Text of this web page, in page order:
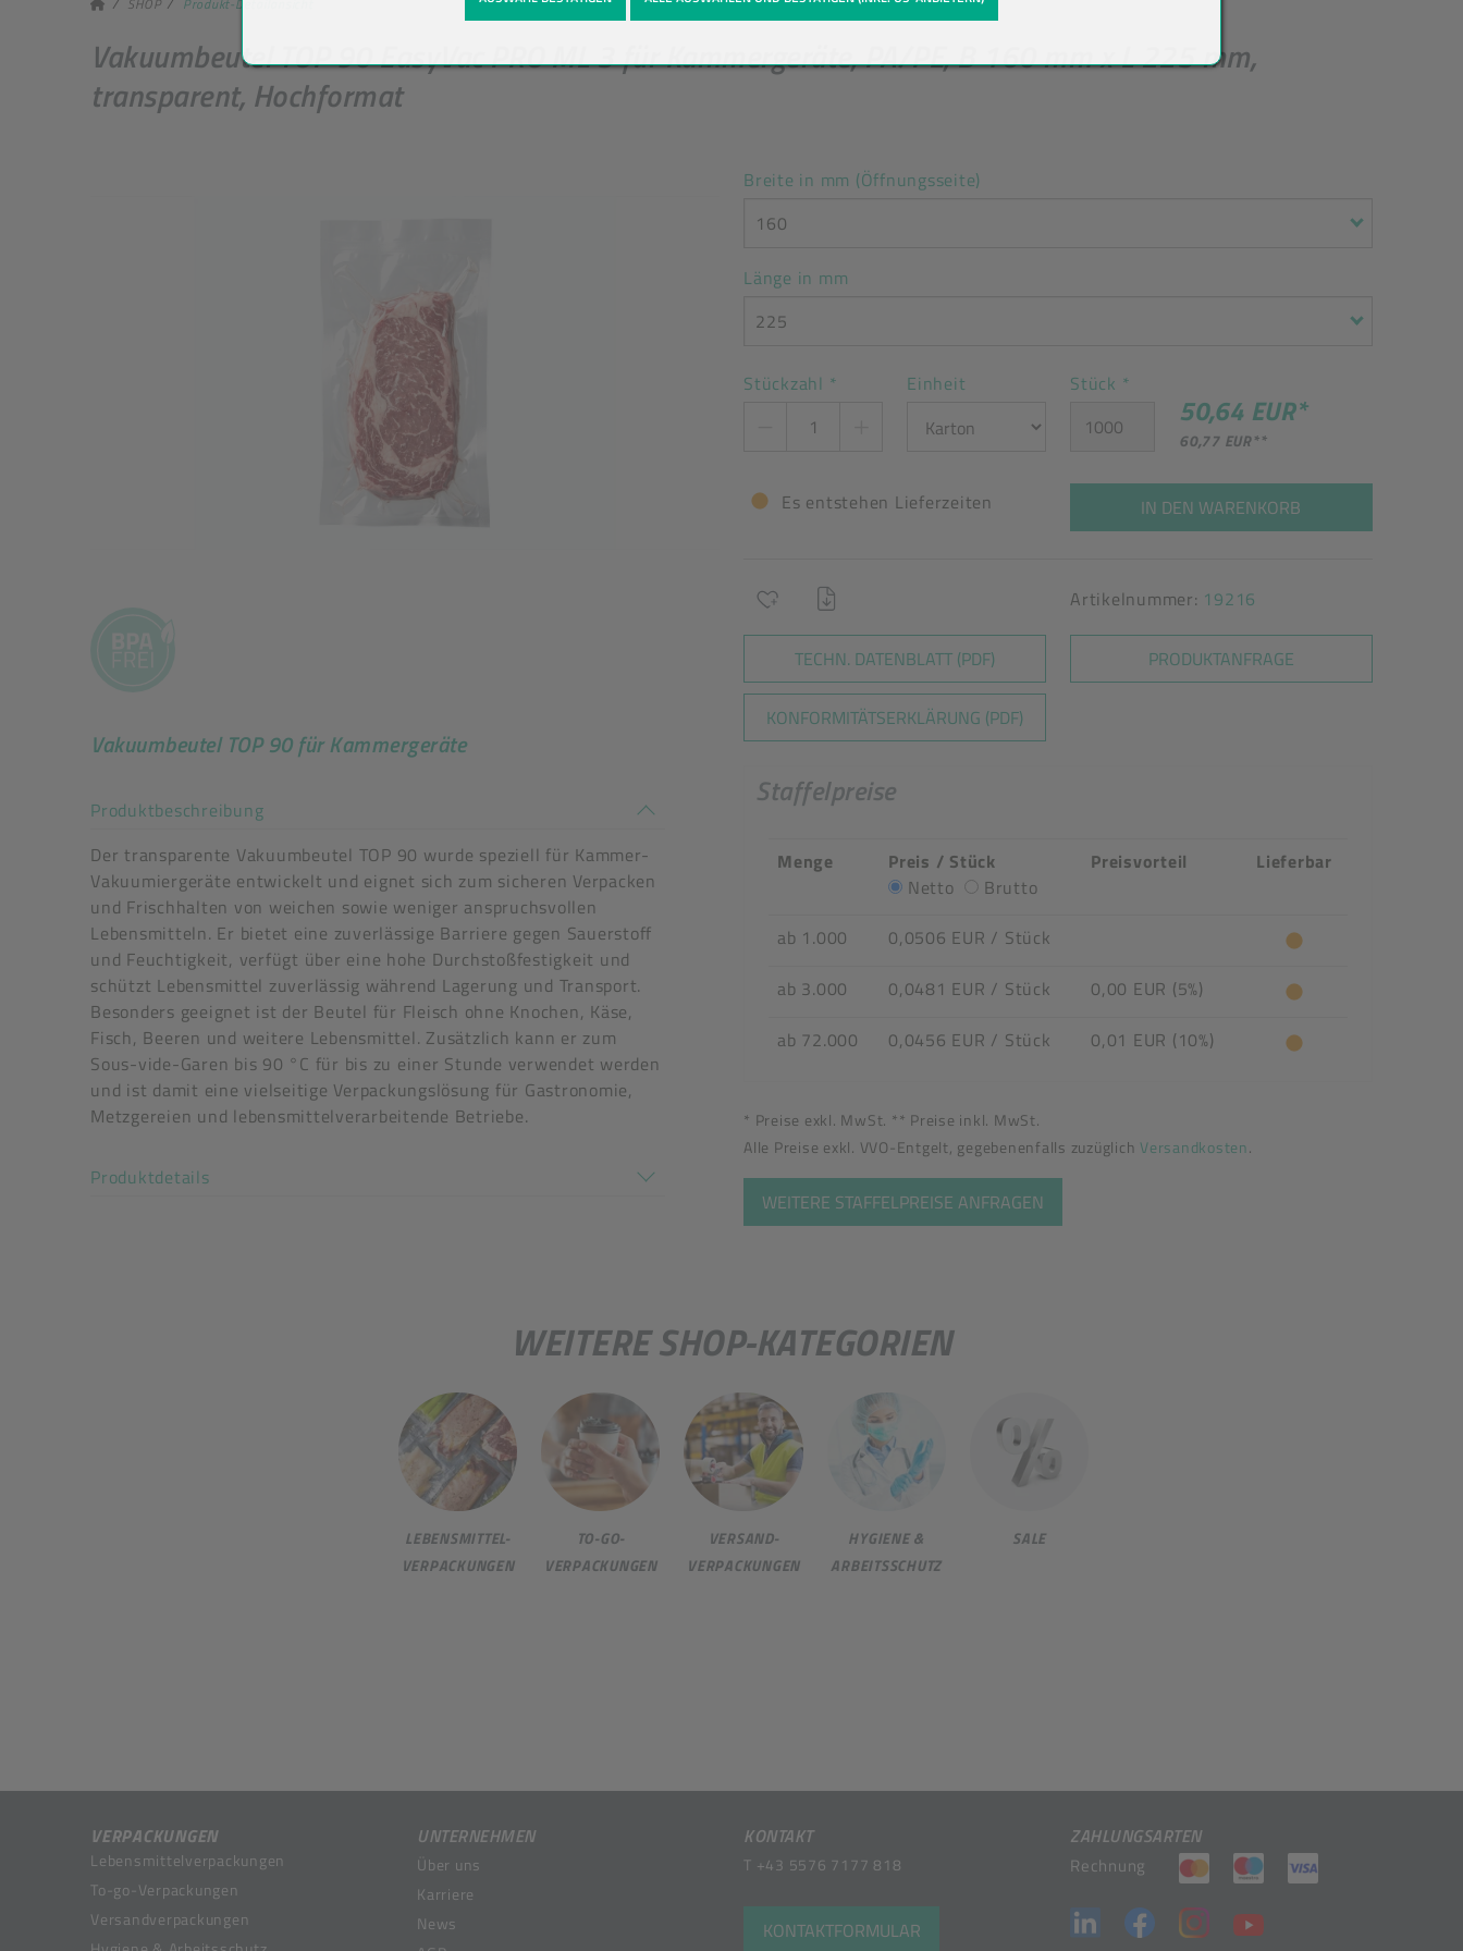
Vakuumbeutel TOP 90 EasyVac PRO ML 3 für Kammergeräte, PA/PE, B 160 mm x L 225 mm,
transparent, Hochformat
Vakuumbeutel TOP 90 für Kammergeräte
Produktbeschreibung
Akkordeon auf-/zuklappen stimmen nicht überein
Der transparente Vakuumbeutel TOP 90 wurde speziell für Kammer-
Vakuumiergeräte entwickelt und eignet sich zum sicheren Verpacken
und Frischhalten von weichen sowie weniger anspruchsvollen
Lebensmitteln. Er bietet eine zuverlässige Barriere gegen Sauerstoff
und Feuchtigkeit, verfügt über eine hohe Durchstoßfestigkeit und
schützt Lebensmittel zuverlässig während Lagerung und Transport.
Besonders geeignet ist der Beutel für Fleisch ohne Knochen, Käse,
Fisch, Beeren und weitere Lebensmittel. Zusätzlich kann er zum
Sous-vide-Garen bis 90 °C für bis zu einer Stunde verwendet werden
und ist damit eine vielseitige Verpackungslösung für Gastronomie,
Metzgereien und lebensmittelverarbeitende Betriebe.
Produktdetails
Breite in mm (Öffnungsseite)
160
Länge in mm
225
Stückzahl * Einheit Stück *
50,64 EUR*
60,77 EUR**
Es entstehen Lieferzeiten IN DEN WARENKORB
Artikelnummer: 19216
TECHN. DATENBLATT (PDF)
KONFORMITÄTSERKLÄRUNG (PDF)
PRODUKTANFRAGE
Staffelpreise
Menge
Preis / Stück
Netto
Brutto
Preisvorteil Lieferbar
ab 1.000 0,0506 EUR / Stück
ab 3.000
0,0481 EUR / Stück
0,00 EUR (5%)
ab 72.000
0,0456 EUR / Stück 0,01 EUR (10%)
* Preise exkl. MwSt. ** Preise inkl. MwSt.
Alle Preise exkl. VVO-Entgelt, gegebenenfalls zuzüglich Versandkosten.
WEITERE STAFFELPREISE ANFRAGEN
WEITERE SHOP-KATEGORIEN
LEBENSMITTEL-
VERPACKUNGEN
TO-GO-
VERPACKUNGEN
VERSAND-
VERPACKUNGEN
HYGIENE &
ARBEITSSCHUTZ
SALE
VERPACKUNGEN
Lebensmittelverpackungen
To-go-Verpackungen
Versandverpackungen
UNTERNEHMEN
Über uns
Karriere
News
KONTAKT
T +43 5576 7177 818
KONTAKTFORMULAR
ZAHLUNGSARTEN
Rechnung (öffnet in neuem Tab)
(öffnet in neuem Tab)
(öffnet in neuem
(öffnet in neuem Tab)
(öffnet in neuem Tab)
(öffnet in neuem Tab)
(öffnet in neuem Tab)